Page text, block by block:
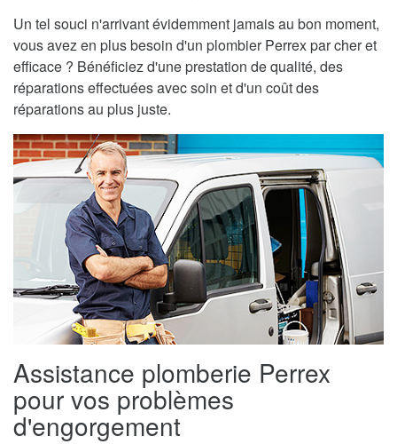
Un tel souci n'arrivant évidemment jamais au bon moment,
vous avez en plus besoin d'un plombier Perrex par cher et
efficace ? Bénéficiez d'une prestation de qualité, des
réparations effectuées avec soin et d'un coût des
réparations au plus juste.
Assistance plomberie Perrex
pour vos problèmes
d'engorgement